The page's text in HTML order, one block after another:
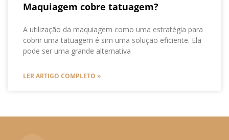
Maquiagem cobre tatuagem?
A utilização da maquiagem como uma estratégia para
cobrir uma tatuagem é sim uma solução eficiente. Ela
pode ser uma grande alternativa
LER ARTIGO COMPLETO »